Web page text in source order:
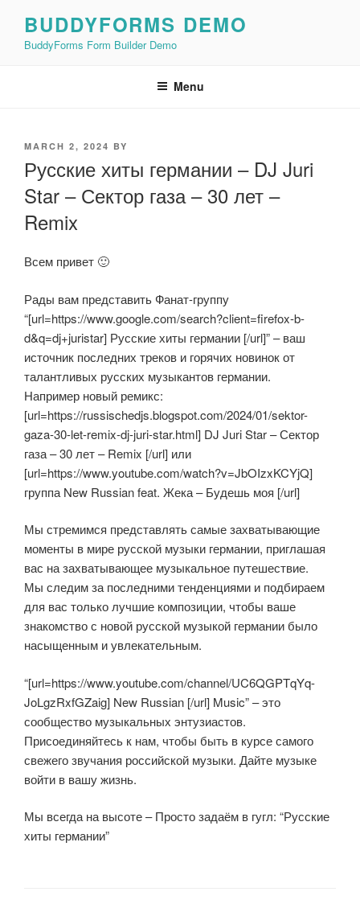
content
BUDDYFORMS DEMO
BuddyForms Form Builder Demo
Menu
POSTED
MARCH 2, 2024 BY
Русские хиты германии – DJ Juri
Star – Сектор газа – 30 лет –
Remix
Всем привет 🙂
Рады вам представить Фанат-группу
“[url=https://www.google.com/search?client=firefox-b-
d&q=dj+juristar] Русские хиты германии [/url]” – ваш
источник последних треков и горячих новинок от
талантливых русских музыкантов германии.
Например новый ремикс:
[url=https://russischedjs.blogspot.com/2024/01/sektor-
gaza-30-let-remix-dj-juri-star.html] DJ Juri Star – Сектор
газа – 30 лет – Remix [/url] или
[url=https://www.youtube.com/watch?v=JbOIzxKCYjQ]
группа New Russian feat. Жека – Будешь моя [/url]
Мы стремимся представлять самые захватывающие
моменты в мире русской музыки германии, приглашая
вас на захватывающее музыкальное путешествие.
Мы следим за последними тенденциями и подбираем
для вас только лучшие композиции, чтобы ваше
знакомство с новой русской музыкой германии было
насыщенным и увлекательным.
“[url=https://www.youtube.com/channel/UC6QGPTqYq-
JoLgzRxfGZaig] New Russian [/url] Music” – это
сообщество музыкальных энтузиастов.
Присоединяйтесь к нам, чтобы быть в курсе самого
свежего звучания российской музыки. Дайте музыке
войти в вашу жизнь.
Мы всегда на высоте – Просто задаём в гугл: “Русские
хиты германии”